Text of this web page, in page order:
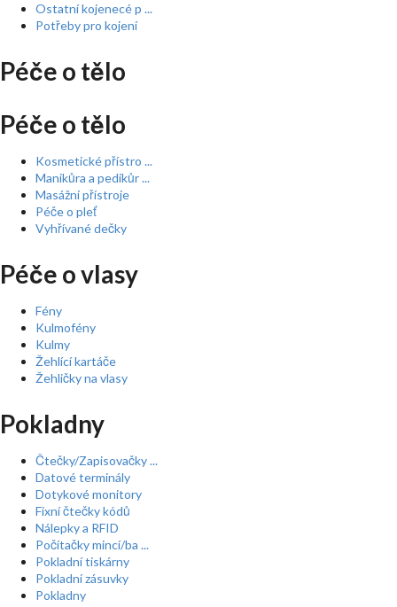
Ostatní kojenecé p ...
Potřeby pro kojení
Péče o tělo
Péče o tělo
Kosmetické přístro ...
Manikůra a pedikůr ...
Masážní přístroje
Péče o pleť
Vyhřívané dečky
Péče o vlasy
Fény
Kulmofény
Kulmy
Žehlící kartáče
Žehličky na vlasy
Pokladny
Čtečky/Zapisovačky ...
Datové terminály
Dotykové monitory
Fixní čtečky kódů
Nálepky a RFID
Počítačky mincí/ba ...
Pokladní tiskárny
Pokladní zásuvky
Pokladny